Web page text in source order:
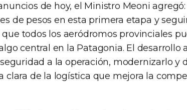
de hoy, el Ministro Meoni
de pesos en esta primera etapa y
todos los aeródromos provinciales
central en la Patagonia. El desarrollo
a la operación, modernizarlo y
clara de la logística que mejora la